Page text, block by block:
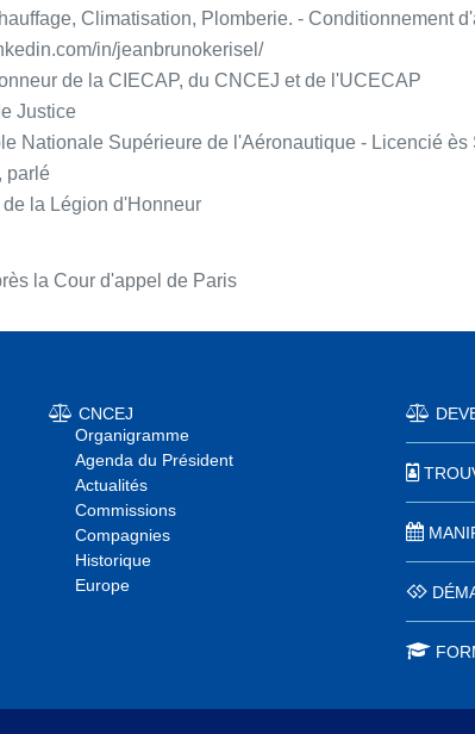
Climatisation, Plomberie. - Conditionnement
in/jeanbrunokerisel/
de la CIECAP, du CNCEJ et de l'UCECAP
Justice
Nationale Supérieure de l'Aéronautique - Licencié ès
parlé
la Légion d'Honneur
la Cour d'appel de Paris
CNCEJ
Organigramme
Agenda du Président
Actualités
Commissions
Compagnies
Historique
Europe